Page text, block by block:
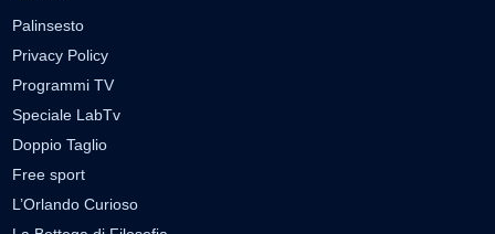
Palinsesto
Privacy Policy
Programmi TV
Speciale LabTv
Doppio Taglio
Free sport
L’Orlando Curioso